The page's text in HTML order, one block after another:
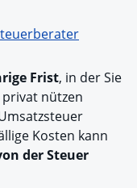
Frist, in der Sie
nützen
Kosten kann
der Steuer